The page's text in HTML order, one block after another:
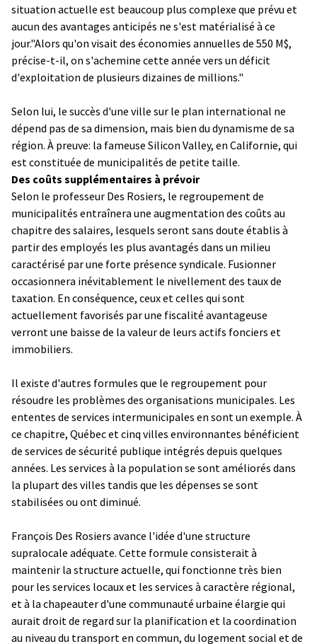
situation actuelle est beaucoup plus complexe que prévu et
aucun des avantages anticipés ne s'est matérialisé à ce
jour."Alors qu'on visait des économies annuelles de 550 M$,
précise-t-il, on s'achemine cette année vers un déficit
d'exploitation de plusieurs dizaines de millions."
Selon lui, le succès d'une ville sur le plan international ne
dépend pas de sa dimension, mais bien du dynamisme de sa
région. À preuve: la fameuse Silicon Valley, en Californie, qui
est constituée de municipalités de petite taille.
Des coûts supplémentaires à prévoir
Selon le professeur Des Rosiers, le regroupement de
municipalités entraînera une augmentation des coûts au
chapitre des salaires, lesquels seront sans doute établis à
partir des employés les plus avantagés dans un milieu
caractérisé par une forte présence syndicale. Fusionner
occasionnera inévitablement le nivellement des taux de
taxation. En conséquence, ceux et celles qui sont
actuellement favorisés par une fiscalité avantageuse
verront une baisse de la valeur de leurs actifs fonciers et
immobiliers.
Il existe d'autres formules que le regroupement pour
résoudre les problèmes des organisations municipales. Les
ententes de services intermunicipales en sont un exemple. À
ce chapitre, Québec et cinq villes environnantes bénéficient
de services de sécurité publique intégrés depuis quelques
années. Les services à la population se sont améliorés dans
la plupart des villes tandis que les dépenses se sont
stabilisées ou ont diminué.
François Des Rosiers avance l'idée d'une structure
supralocale adéquate. Cette formule consisterait à
maintenir la structure actuelle, qui fonctionne très bien
pour les services locaux et les services à caractère régional,
et à la chapeauter d'une communauté urbaine élargie qui
aurait droit de regard sur la planification et la coordination
au niveau du transport en commun, du logement social et de